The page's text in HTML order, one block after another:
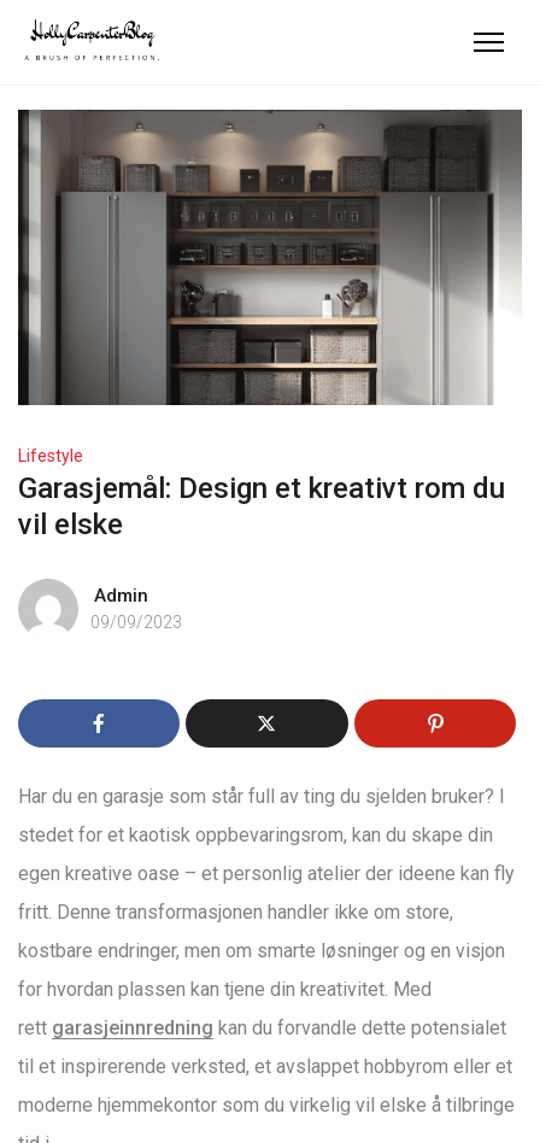
Lifestyle
Garasjemål: Design et kreativt rom du
vil elske
Admin
09/09/2023
Har du en garasje som står full av ting du sjelden bruker? I
stedet for et kaotisk oppbevaringsrom, kan du skape din
egen kreative oase – et personlig atelier der ideene kan fly
fritt. Denne transformasjonen handler ikke om store,
kostbare endringer, men om smarte løsninger og en visjon
for hvordan plassen kan tjene din kreativitet. Med
rett garasjeinnredning kan du forvandle dette potensialet
til et inspirerende verksted, et avslappet hobbyrom eller et
moderne hjemmekontor som du virkelig vil elske å tilbringe